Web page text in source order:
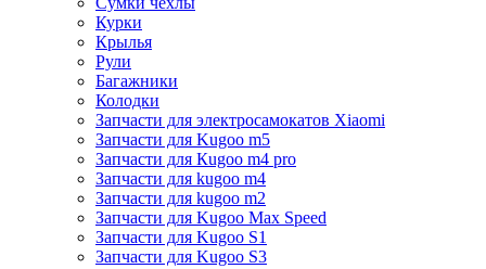
Курки
Крылья
Рули
Багажники
Колодки
Запчасти для электросамокатов Xiaomi
Запчасти для Kugoo m5
Запчасти для Кugoo m4 pro
Запчасти для kugoo m4
Запчасти для kugoo m2
Запчасти для Kugoo Max Speed
Запчасти для Kugoo S1
Запчасти для Kugoo S3